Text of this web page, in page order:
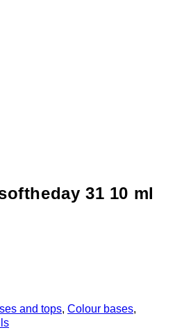
31 10 ml
and tops, Colour bases,